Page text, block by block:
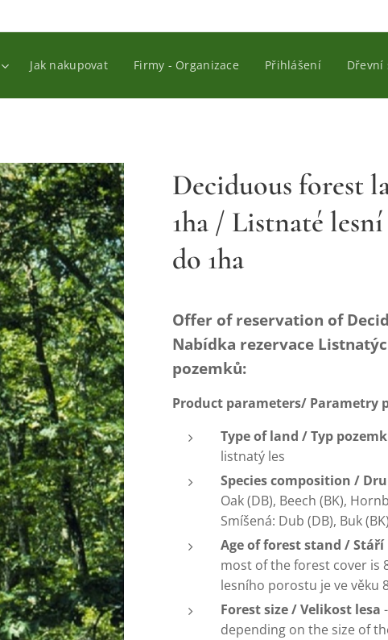
Jak nakupovat Firmy - Organizace Přihlášení Dřevní
Deciduous forest
1ha / Listnaté
do 1ha
Offer of reservation of
Nabídka rezervace
pozemků:
Product parameters/ Parametry
Type of land / Typ
listnatý les
Species composition /
Oak (DB), Beech (BK),
Smíšená: Dub (DB), Buk
Age of forest stand /
most of the forest cover is
lesního porostu je ve věku
Forest size / Velikost lesa
depending on the size of